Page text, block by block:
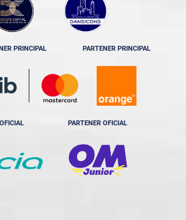
PRINCIPAL PARTENER PRINCIPAL
PARTENER OFICIAL